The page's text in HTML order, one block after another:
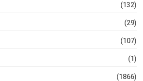
(132)
(29)
(107)
(1)
(1866)